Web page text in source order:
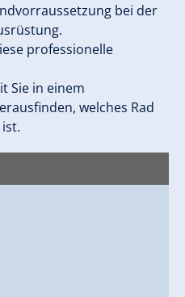
bei der
professionelle
Sie in einem
welches Rad